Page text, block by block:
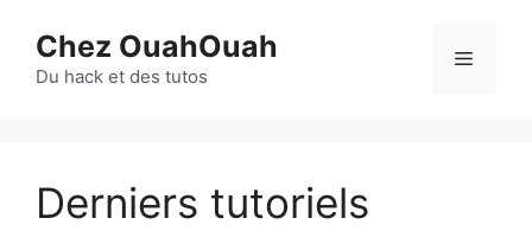
contenu
Chez OuahOuah
Du hack et des tutos
Menu
Derniers tutoriels